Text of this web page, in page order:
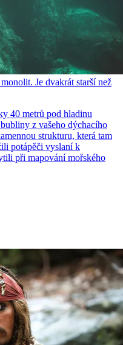
Je dvakrát starší než
40 metrů pod hladinu
z vašeho dýchacího
strukturu, která tam
potápěči vyslaní k
při mapování mořského